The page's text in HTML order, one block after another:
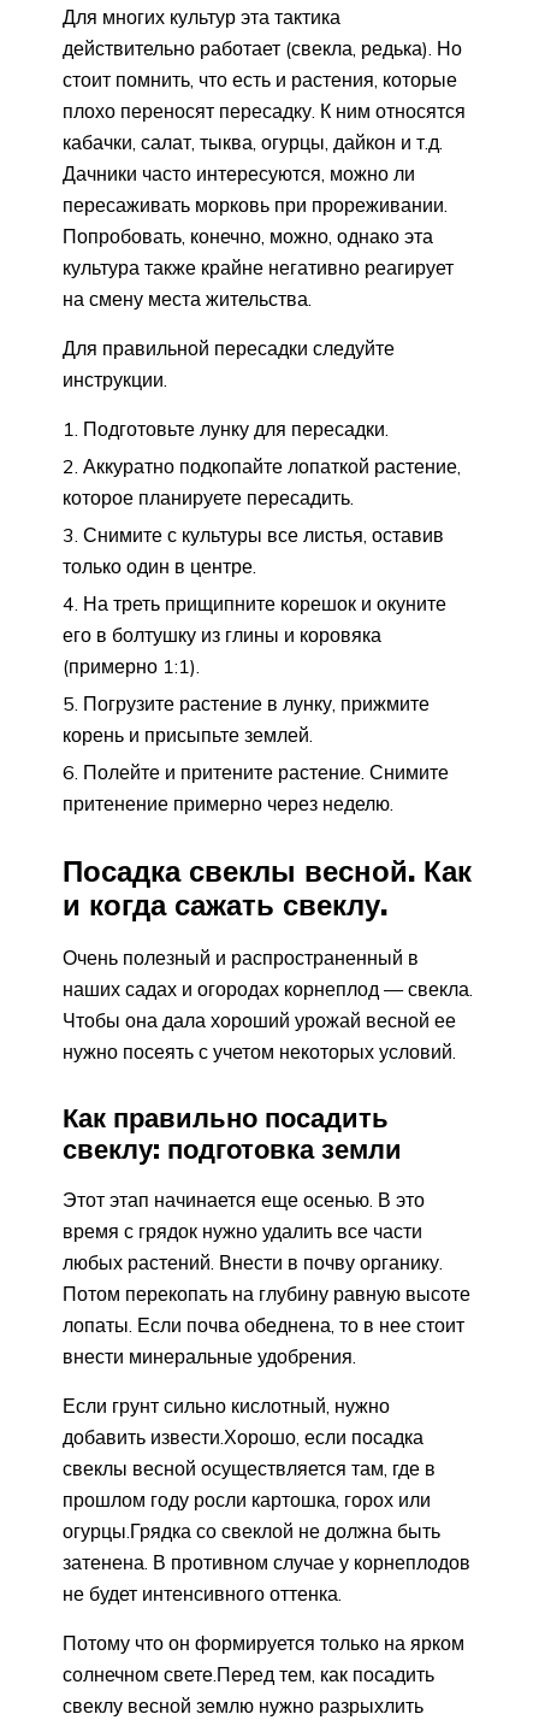
Для многих культур эта тактика
действительно работает (свекла, редька). Но
стоит помнить, что есть и растения, которые
плохо переносят пересадку. К ним относятся
кабачки, салат, тыква, огурцы, дайкон и т.д.
Дачники часто интересуются, можно ли
пересаживать морковь при прореживании.
Попробовать, конечно, можно, однако эта
культура также крайне негативно реагирует
на смену места жительства.
Для правильной пересадки следуйте
инструкции.
Подготовьте лунку для пересадки.
Аккуратно подкопайте лопаткой растение,
которое планируете пересадить.
Снимите с культуры все листья, оставив
только один в центре.
На треть прищипните корешок и окуните
его в болтушку из глины и коровяка
(примерно 1:1).
Погрузите растение в лунку, прижмите
корень и присыпьте землей.
Полейте и притените растение. Снимите
притенение примерно через неделю.
Посадка свеклы весной. Как
и когда сажать свеклу.
Очень полезный и распространенный в
наших садах и огородах корнеплод — свекла.
Чтобы она дала хороший урожай весной ее
нужно посеять с учетом некоторых условий.
Как правильно посадить
свеклу: подготовка земли
Этот этап начинается еще осенью. В это
время с грядок нужно удалить все части
любых растений. Внести в почву органику.
Потом перекопать на глубину равную высоте
лопаты. Если почва обеднена, то в нее стоит
внести минеральные удобрения.
Если грунт сильно кислотный, нужно
добавить извести.Хорошо, если посадка
свеклы весной осуществляется там, где в
прошлом году росли картошка, горох или
огурцы.Грядка со свеклой не должна быть
затенена. В противном случае у корнеплодов
не будет интенсивного оттенка.
Потому что он формируется только на ярком
солнечном свете.Перед тем, как посадить
свеклу весной землю нужно разрыхлить